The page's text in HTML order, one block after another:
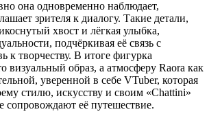
она одновременно наблюдает,
зрителя к диалогу. Такие детали,
хвост и лёгкая улыбка,
подчёркивая её связь с
к творчеству. В итоге фигурка
визуальный образ, а атмосферу Raora как
уверенной в себе VTuber, которая
стилю, искусству и своим «Chattini»
её путешествие.